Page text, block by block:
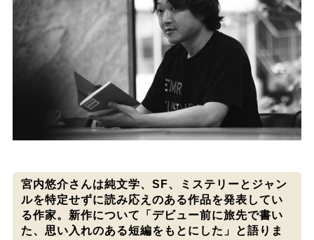
宮内悠介さんは純文学、SF、ミステリーとジャン
ルを特定せずに読み応えのある作品を発表してい
る作家。新作について「デビュー前に旅先で書い
た、思い入れのある短編をもとにした」と語りま